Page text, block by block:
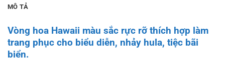
MÔ TẢ
Vòng hoa Hawaii màu sắc rực rỡ thích hợp làm
trang phục cho biểu diễn, nhảy hula, tiệc bãi
biển.